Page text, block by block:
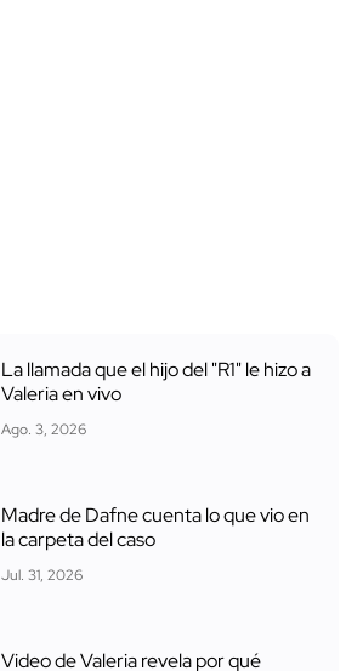
La llamada que el hijo del "R1" le hizo a
Valeria en vivo
Ago. 3, 2026
Madre de Dafne cuenta lo que vio en
la carpeta del caso
Jul. 31, 2026
Video de Valeria revela por qué